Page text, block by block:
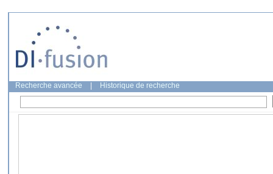
Recherche avancée Historique de recherche